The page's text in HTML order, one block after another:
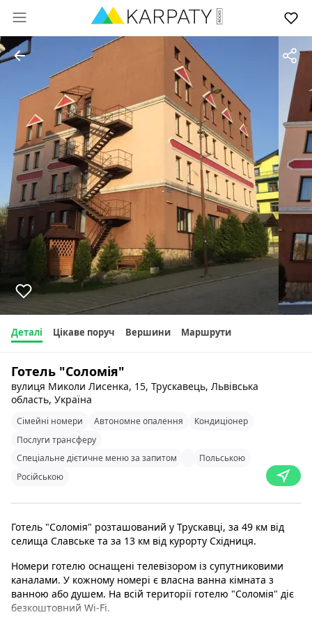
Деталі Цікаве поруч Вершини Маршрути
Готель "Соломія"
вулиця Миколи Лисенка, 15, Трускавець, Львівська
область, Україна
Сімейні номери Автономне опалення
Кондиціонер
Послуги трансферу
Спеціальне дієтичне меню за запитом
Польською
Російською
Готель "Соломія" розташований у Трускавці, за 49 км від
селища Славське та за 13 км від курорту Східниця.
Номери готелю оснащені телевізором із супутниковими
каналами. У кожному номері є власна ванна кімната з
ванною або душем. На всій території готелю "Соломія" діє
безкоштовний Wi-Fi.